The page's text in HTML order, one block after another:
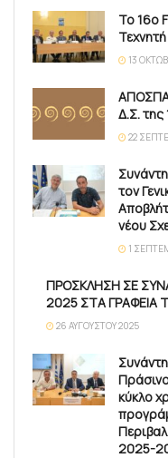
Το 16ο
13
Δ.Σ.
22
τον
νέου
1
ΠΡΟΣΚΛΗΣΗ ΣΕ
2025 ΣΤΑ ΓΡΑΦΕΙΑ
26 ΑΥΓΟΎΣΤΟΥ 2025
κύκλο
2025-